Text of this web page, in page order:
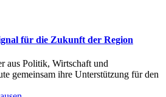
für die Zukunft der Region
aus Politik, Wirtschaft und
gemeinsam ihre Unterstützung für den